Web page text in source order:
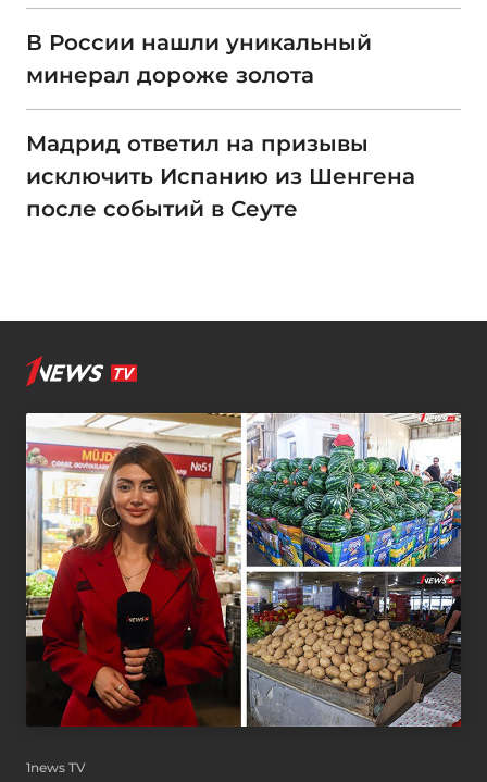
В России нашли уникальный
минерал дороже золота
Мадрид ответил на призывы
исключить Испанию из Шенгена
после событий в Сеуте
1news TV